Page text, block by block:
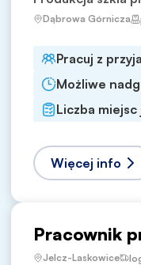
Dąbrowa Górnicza
Pracuj z
Możliwe
Liczba
Więcej info
Pracownik
Jelcz-Laskowice